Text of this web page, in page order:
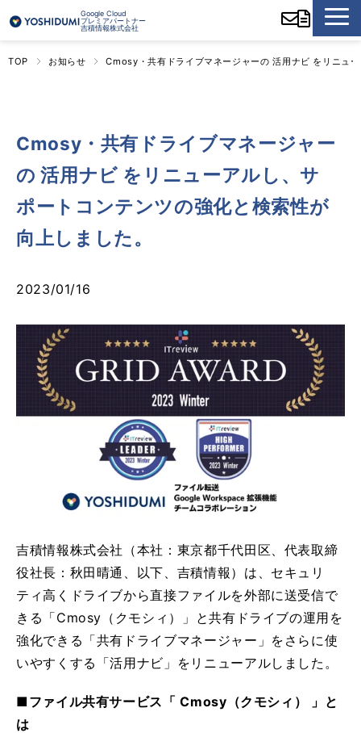
Google Cloud
プレミアパートナー
吉積情報株式会社
TOP お知らせ Cmosy・共有ドライブマネージャーの 活用ナビ をリニュ
Cmosy・共有ドライブマネージャー
の 活用ナビ をリニューアルし、サ
ポートコンテンツの強化と検索性が
向上しました。
2023/01/16
吉積情報株式会社（本社：東京都千代田区、代表取締
役社長：秋田晴通、以下、吉積情報）は、セキュリ
ティ高くドライブから直接ファイルを外部に送受信で
きる「Cmosy（クモシィ）」と共有ドライブの運用を
強化できる「共有ドライブマネージャー」をさらに使
いやすくする「活用ナビ」をリニューアルしました。
■ファイル共有サービス「 Cmosy（クモシィ） 」と
は